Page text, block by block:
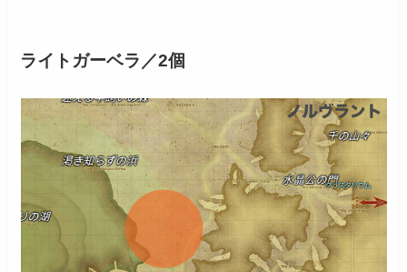
ライトガーベラ／2個